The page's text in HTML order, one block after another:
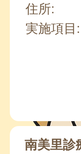
住所:
実施項目:
南美里診